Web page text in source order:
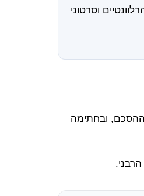
וסרטוני
ההסכם, ובחתימה